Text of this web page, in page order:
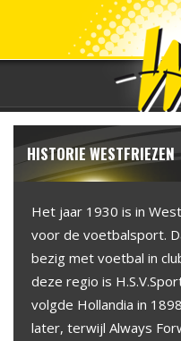
HISTORIE WESTFRIEZEN
Het jaar 1930 is in
voor de voetbalsport.
bezig met voetbal in
deze regio is
volgde Hollandia in
later, terwijl Always